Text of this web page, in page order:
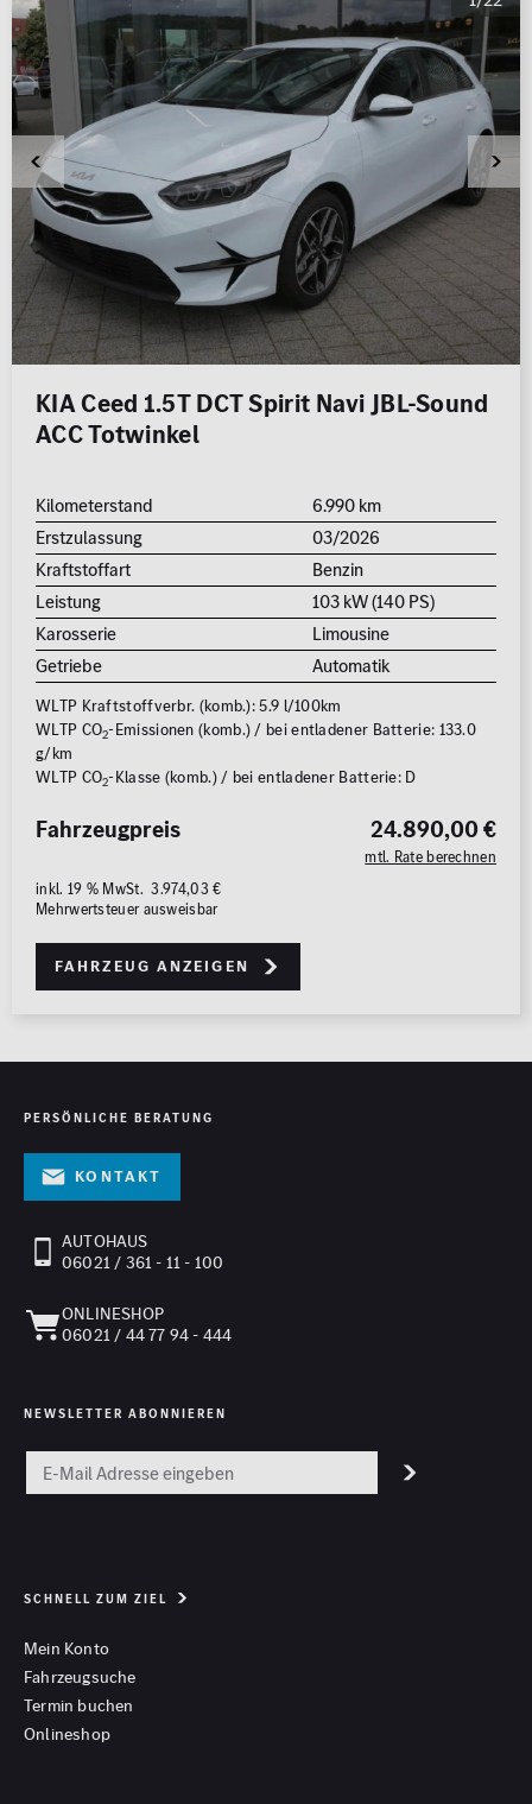
KIA Ceed 1.5T DCT Spirit Navi JBL-Sound
ACC Totwinkel
Kilometerstand
6.990 km
Erstzulassung
03/2026
Kraftstoffart
Benzin
Leistung
103 kW (140 PS)
Karosserie
Limousine
Getriebe
Automatik
WLTP Kraftstoffverbr. (komb.): 5.9 l/100km
WLTP CO2-Emissionen (komb.) / bei entladener Batterie: 133.0
g/km
WLTP CO2-Klasse (komb.) / bei entladener Batterie: D
24.890,00 €
mtl. Rate berechnen
Fahrzeugpreis
inkl. 19 % MwSt. 3.974,03 €
Mehrwertsteuer ausweisbar
Fahrzeug anzeigen
PERSÖNLICHE BERATUNG
Kontakt
AUTOHAUS
06021 / 361 - 11 - 100
ONLINESHOP
06021 / 44 77 94 - 444
NEWSLETTER ABONNIEREN
SCHNELL ZUM ZIEL
Mein Konto
Fahrzeugsuche
Termin buchen
Onlineshop